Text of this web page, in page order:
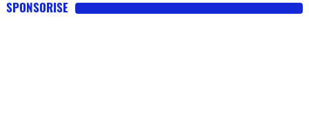
SPONSORISE